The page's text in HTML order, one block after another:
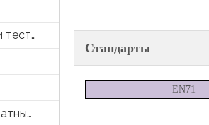
Керамический тестер и тесто
Дверный и окно -аппаратный тестер
Стандарты
EN71